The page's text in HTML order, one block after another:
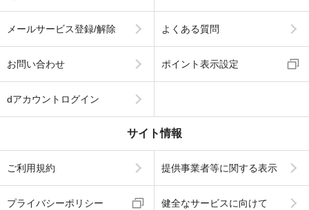
メールサービス登録/解除 よくある質問
お問い合わせ ポイント表示設定
dアカウントログイン
サイト情報
ご利用規約 提供事業者等に関する表示
プライバシーポリシー 健全なサービスに向けて